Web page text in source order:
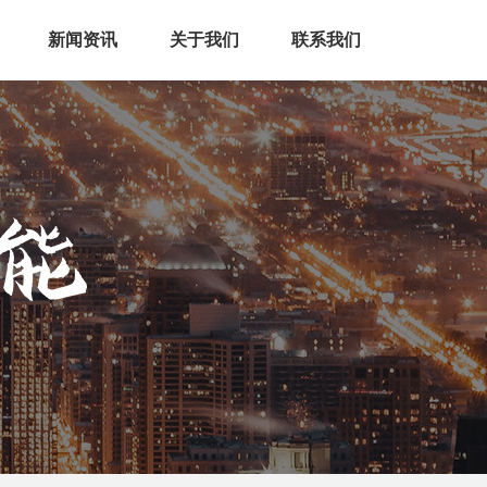
新闻资讯 关于我们 联系我们